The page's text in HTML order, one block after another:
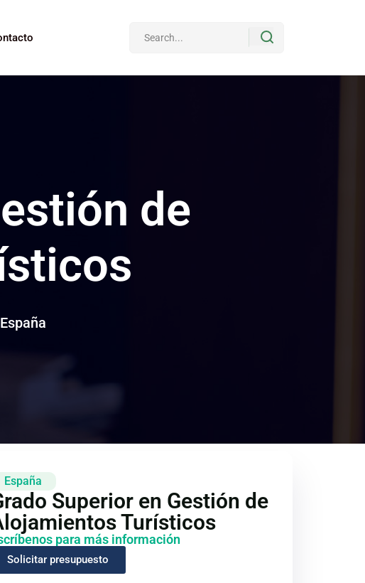
de
España
Superior en Gestión de
Turísticos
para más información
Solicitar presupuesto